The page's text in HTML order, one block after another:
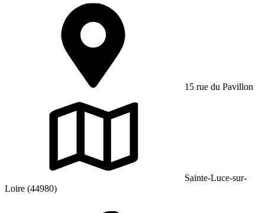
15 rue du Pavillon
Sainte-Luce-sur-
Loire (44980)